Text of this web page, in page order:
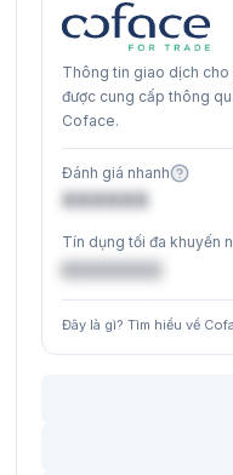
Thông tin giao dịch cho
được cung cấp thông
Coface.
Đánh giá nhanh
XXXXXX
Tín dụng tối đa khuyến
Đây là gì? Tìm hiểu về